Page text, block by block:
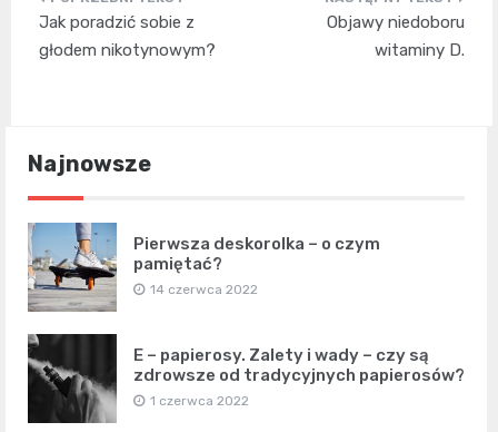
Nawigacja
wpisu
Jak poradzić sobie z
głodem nikotynowym?
Objawy niedoboru
witaminy D.
Najnowsze
Pierwsza deskorolka – o czym
pamiętać?
14 czerwca 2022
E – papierosy. Zalety i wady – czy są
zdrowsze od tradycyjnych papierosów?
1 czerwca 2022